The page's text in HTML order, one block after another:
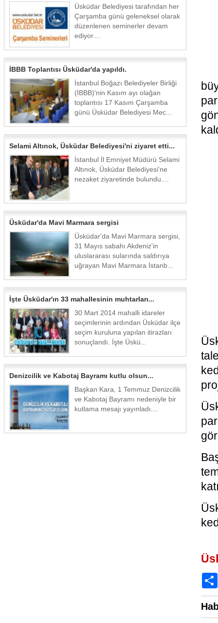
Üsküdar Belediyesi tarafından her
Çarşamba günü geleneksel olarak
düzenlenen seminerler devam
ediyor....
İBBB Toplantısı Üsküdar'da yapıldı.
İstanbul Boğazı Belediyeler Birliği
(İBBB)'nin Kasım ayı olağan
toplantısı 17 Kasım Çarşamba
günü Üsküdar Belediyesi Mec...
Selami Altınok, Üsküdar Belediyesi'ni ziyaret etti...
İstanbul İl Emniyet Müdürü Selami
Altınok, Üsküdar Belediyesi'ne
nezaket ziyaretinde bulundu....
Üsküdar'da Mavi Marmara sergisi
Üsküdar'da Mavi Marmara sergisi,
31 Mayıs sabahı Akdeniz'in
uluslararası sularında saldırıya
uğrayan Mavi Marmara İstanb...
İşte Üsküdar'ın 33 mahallesinin muhtarları...
30 Mart 2014 mahalli idareler
seçimlerinin ardından Üsküdar ilçe
seçim kuruluna yapılan itirazları
sonuçlandı. İşte Üskü...
Denizcilik ve Kabotaj Bayramı kutlu olsun...
Başkan Kara, 1 Temmuz Denizcilik
ve Kabotaj Bayramı nedeniyle bir
kutlama mesajı yayınladı....